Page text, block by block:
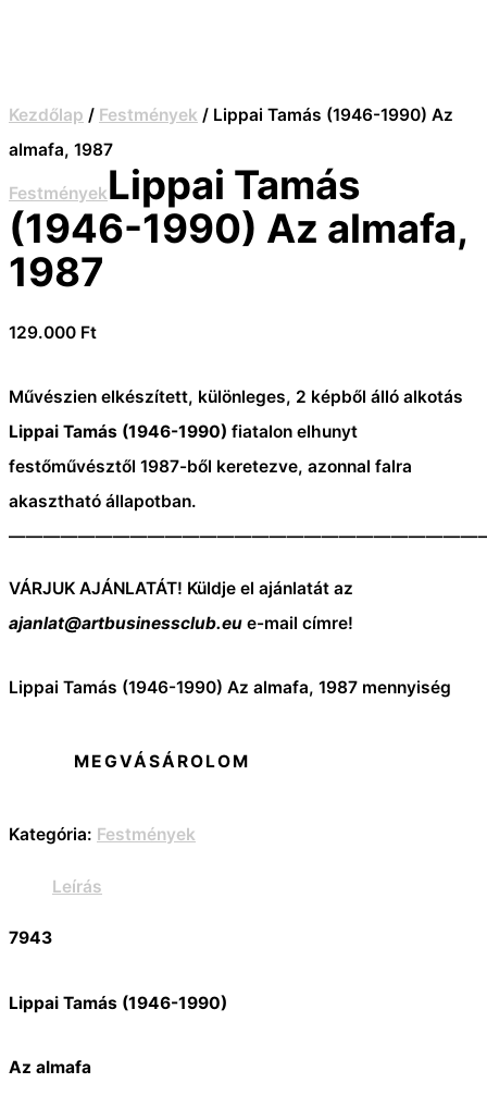
Kezdőlap / Festmények / Lippai Tamás (1946-1990) Az
almafa, 1987
FestményekLippai Tamás
(1946-1990) Az almafa,
1987
129.000 Ft
Művészien elkészített, különleges, 2 képből álló alkotás
Lippai Tamás (1946-1990) fiatalon elhunyt
festőművésztől 1987-ből keretezve, azonnal falra
akasztható állapotban.
VÁRJUK AJÁNLATÁT! Küldje el ajánlatát az
ajanlat@artbusinessclub.eu e-mail címre!
Lippai Tamás (1946-1990) Az almafa, 1987 mennyiség
MEGVÁSÁROLOM
Kategória: Festmények
Leírás
7943
Lippai Tamás (1946-1990)
Az almafa